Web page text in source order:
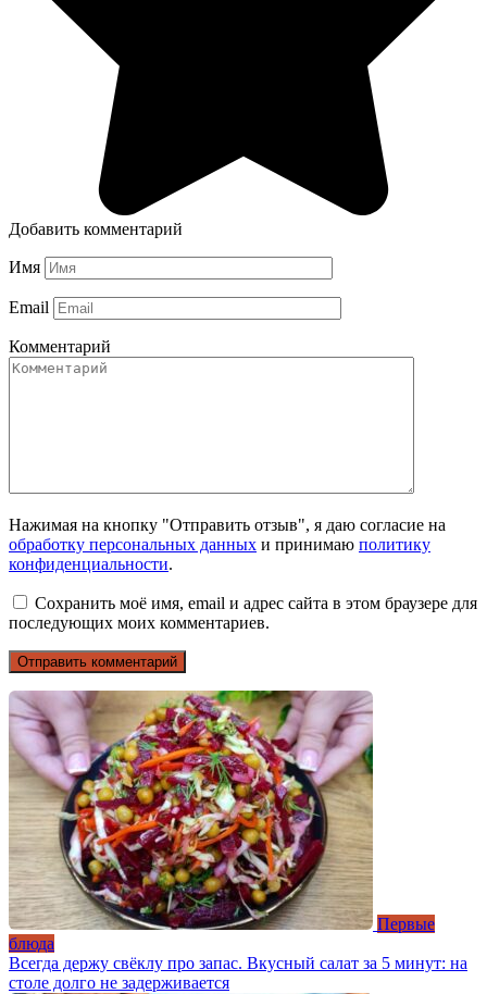
Добавить комментарий
Имя
Email
Комментарий
Нажимая на кнопку "Отправить отзыв", я даю согласие на
обработку персональных данных и принимаю политику
конфиденциальности.
Сохранить моё имя, email и адрес сайта в этом браузере для
последующих моих комментариев.
Первые
блюда
Всегда держу свёклу про запас. Вкусный салат за 5 минут: на
столе долго не задерживается